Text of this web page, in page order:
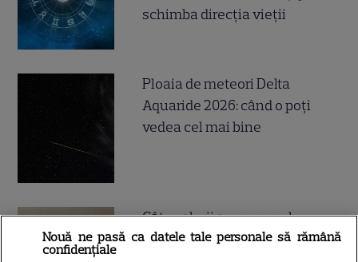
schimba direcția vieții
Ploaia de meteori Delta
Aquaride 2026: când o poți
vedea cel mai bine
Câte calorii are pepenele roșu
– beneficii și contraindicații
Nouă ne pasă ca datele tale personale să rămână
confidențiale